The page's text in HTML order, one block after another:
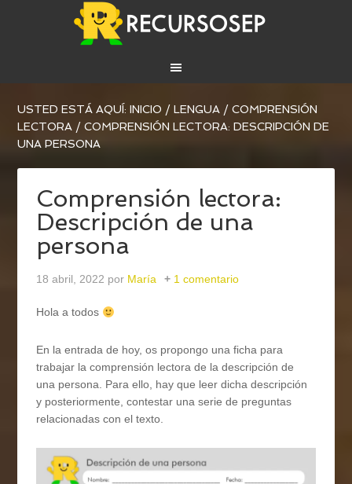
USTED ESTÁ AQUÍ:INICIO / LENGUA / COMPRENSIÓN
LECTORA / COMPRENSIÓN LECTORA: DESCRIPCIÓN DE
UNA PERSONA
Comprensión lectora:
Descripción de una
persona
18 abril, 2022 por María 1 comentario
Hola a todos
En la entrada de hoy, os propongo una ficha para
trabajar la comprensión lectora de la descripción de
una persona. Para ello, hay que leer dicha descripción
y posteriormente, contestar una serie de preguntas
relacionadas con el texto.